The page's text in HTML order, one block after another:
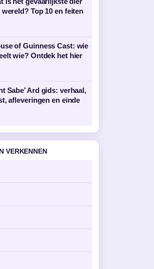
wereld? Top 10 en feiten
of Guinness Cast: wie
wie? Ontdek het hier
Sabe’ Ard gids: verhaal,
afleveringen en einde
VERKENNEN